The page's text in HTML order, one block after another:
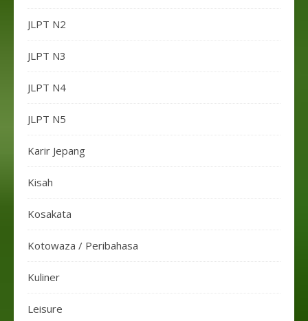
JLPT N2
JLPT N3
JLPT N4
JLPT N5
Karir Jepang
Kisah
Kosakata
Kotowaza / Peribahasa
Kuliner
Leisure